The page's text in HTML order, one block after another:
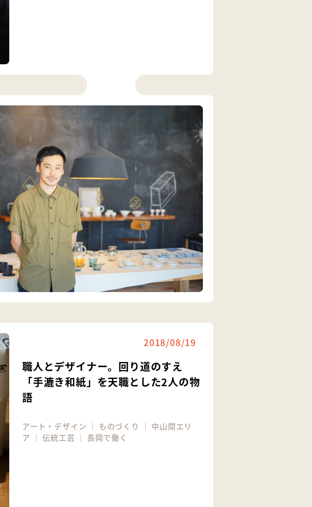
2018/08/19
職人とデザイナー。回り道のすえ
「手漉き和紙」を天職とした2人の物
語
アート・デザイン ｜ ものづくり ｜ 中山間エリ
ア ｜伝統工芸 ｜ 長岡で働く